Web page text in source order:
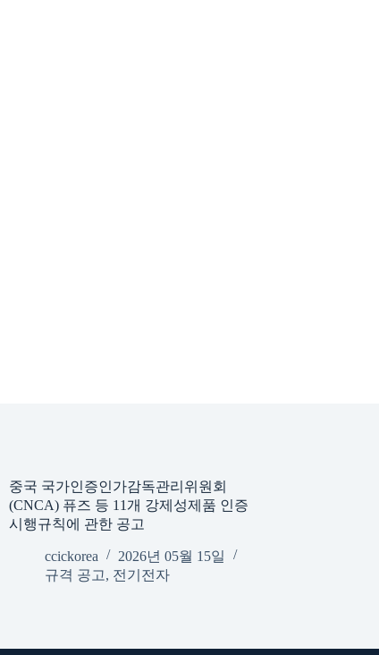
중국 국가인증인가감독관리위원회
(CNCA) 퓨즈 등 11개 강제성제품 인증
시행규칙에 관한 공고
ccickorea
2026년 05월 15일
규격 공고, 전기전자